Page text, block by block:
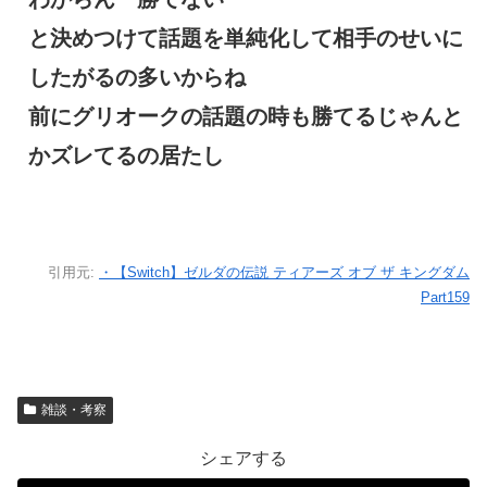
と決めつけて話題を単純化して相手のせいに
したがるの多いからね
前にグリオークの話題の時も勝てるじゃんと
かズレてるの居たし
引用元:
・【Switch】ゼルダの伝説 ティアーズ オブ ザ キングダム
Part159
雑談・考察
シェアする